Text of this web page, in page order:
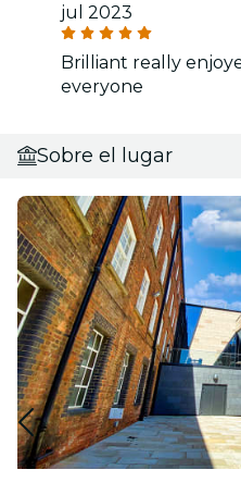
jul 2023
Brilliant really
everyone
Sobre el lugar